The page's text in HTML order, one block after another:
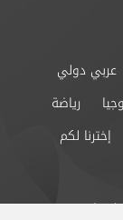
عربي دولي
رياضة
إخترنا لكم
بنا